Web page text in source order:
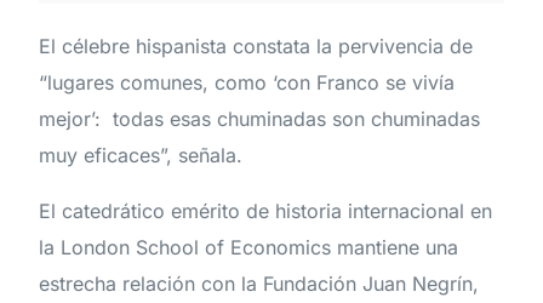
El célebre hispanista constata la pervivencia de
“lugares comunes, como ‘con Franco se vivía
mejor’: todas esas chuminadas son chuminadas
muy eficaces”, señala.
El catedrático emérito de historia internacional en
la London School of Economics mantiene una
estrecha relación con la Fundación Juan Negrín,